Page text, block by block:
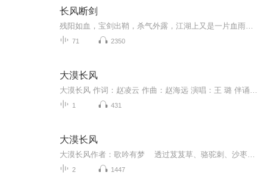
长风断剑
71 2350
大漠长风
1 431
大漠长风
2 1447